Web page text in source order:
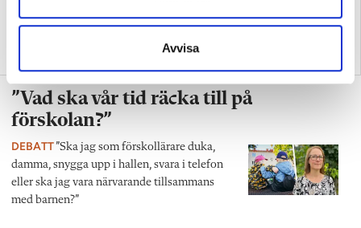
Avvisa
tydligt i trappan”
”Vad ska vår tid räcka till på
förskolan?”
DEBATT”Ska jag som förskollärare duka,
damma, snygga upp i hallen, svara i telefon
eller ska jag vara närvarande tillsammans
med barnen?”